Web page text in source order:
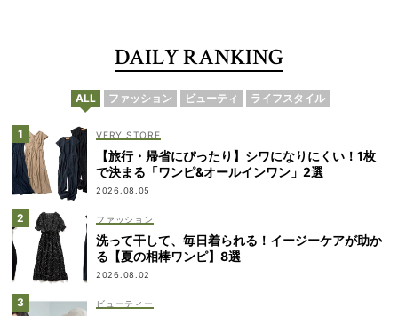
DAILY RANKING
ALL ファッション ビューティ ライフスタイル
VERY STORE
【旅行・帰省にぴったり】シワになりにくい！1枚
で決まる「ワンピ&オールインワン」2選
2026.08.05
ファッション
洗って干して、毎日着られる！イージーケアが助か
る【夏の相棒ワンピ】8選
2026.08.02
ビューティー